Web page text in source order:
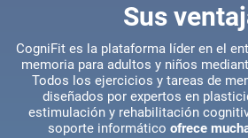
Sus
CogniFit es la plataforma líder en el
memoria para adultos y niños
Todos los ejercicios y tareas de
diseñados por expertos en
estimulación y rehabilitación
soporte informáticoofrece